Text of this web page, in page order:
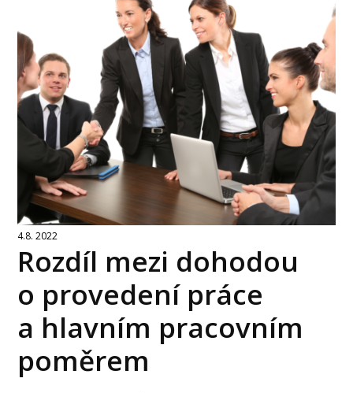
4.8. 2022
Rozdíl mezi dohodou
o provedení práce
a hlavním pracovním
poměrem